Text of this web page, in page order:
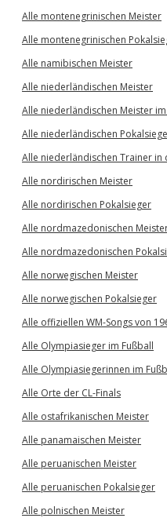
Alle montenegrinischen Meister
Alle montenegrinischen
Alle namibischen Meister
Alle niederländischen Meister
Alle niederländischen Meister
Alle niederländischen
Alle niederländischen Trainer in
Alle nordirischen Meister
Alle nordirischen Pokalsieger
Alle nordmazedonischen
Alle nordmazedonischen
Alle norwegischen Meister
Alle norwegischen Pokalsieger
Alle offiziellen WM-Songs von
Alle Olympiasieger im Fußball
Alle Olympiasiegerinnen im
Alle Orte der CL-Finals
Alle ostafrikanischen Meister
Alle panamaischen Meister
Alle peruanischen Meister
Alle peruanischen Pokalsieger
Alle polnischen Meister